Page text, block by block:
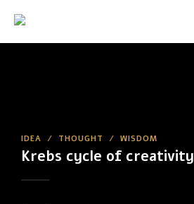
IDEA / THOUGHT / WISDOM
Krebs cycle of creativity